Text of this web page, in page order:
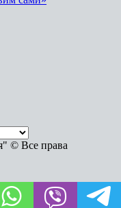
© Все права